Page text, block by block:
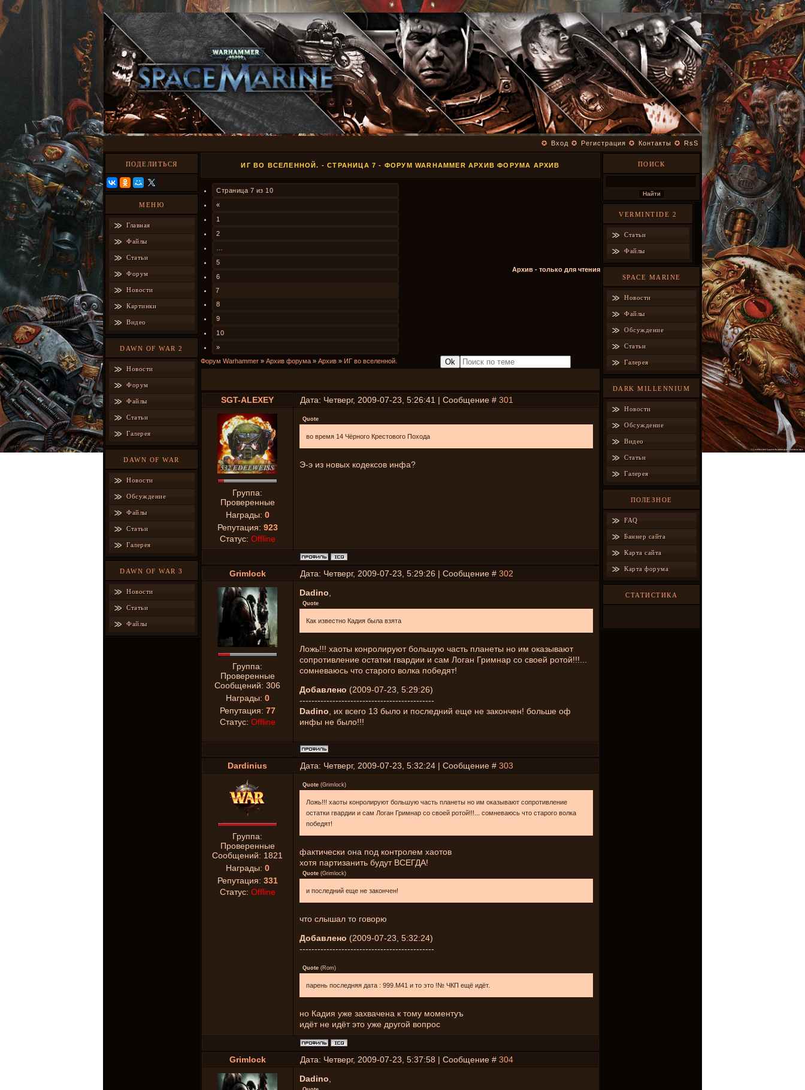
✪ Вход ✪ Регистрация ✪ Контакты ✪ RsS
ПОДЕЛИТЬСЯ
МЕНЮ
Главная
Файлы
Статьи
Форум
Новости
Картинки
Видео
DAWN OF WAR 2
Новости
Форум
Файлы
Статьи
Галерея
DAWN OF WAR
Новости
Обсуждение
Файлы
Статьи
Галерея
DAWN OF WAR 3
Новости
Статьи
Файлы
ИГ ВО ВСЕЛЕННОЙ. - СТРАНИЦА 7 - ФОРУМ WARHAMMER АРХИВ ФОРУМА АРХИВ
Страница 7 из 10
«
1
2
5
6
7
8
9
10
»
Архив - только для чтения
Форум Warhammer » Архив форума » Архив » ИГ во вселенной.
SGT-ALEXEY Дата: Четверг, 2009-07-23, 5:26:41 | Сообщение # 301
Группа:
Проверенные
Награды: 0
Репутация: 923
Статус: Offline
Quote
во время 14 Чёрного Крестового Похода
Э-э из новых кодексов инфа?
Grimlock Дата: Четверг, 2009-07-23, 5:29:26 | Сообщение # 302
Группа:
Проверенные
Сообщений: 306
Награды: 0
Репутация: 77
Статус: Offline
Dadino
Quote
Как известно Кадия была взята
Ложь!!! хаоты конролируют большую часть планеты но им оказывают
сопротивление остатки гвардии и сам Логан Гримнар со своей ротой!!!...
сомневаюсь что старого волка победят!
Добавлено (2009-07-23, 5:29:26)
---------------------------------------------
Dadino , их всего 13 было и последний еще не закончен! больше оф
инфы не было!!!
Dardinius Дата: Четверг, 2009-07-23, 5:32:24 | Сообщение # 303
Группа:
Проверенные
Сообщений: 1821
Награды: 0
Репутация: 331
Статус: Offline
Quote (Grimlock)
Ложь!!! хаоты конролируют большую часть планеты но им оказывают сопротивление
остатки гвардии и сам Логан Гримнар со своей ротой!!!... сомневаюсь что старого волка
победят!
фактически она под контролем хаотов
хотя партизанить будут ВСЕГДА!
Quote (Grimlock)
и последний еще не закончен!
что слышал то говорю
Добавлено (2009-07-23, 5:32:24)
---------------------------------------------
Quote (Rom)
парень последняя дата : 999.М41 и то это !№ ЧКП ещё идёт.
но Кадия уже захвачена к тому моментуъ
идёт не идёт это уже другой вопрос
Grimlock Дата: Четверг, 2009-07-23, 5:37:58 | Сообщение # 304
Dadino
ПОИСК
VERMINTIDE 2
Статьи
Файлы
SPACE MARINE
Новости
Файлы
Обсуждение
Статьи
Галерея
DARK MILLENNIUM
Новости
Обсуждение
Видео
Статьи
Галерея
ПОЛЕЗНОЕ
FAQ
Баннер сайта
Карта сайта
Карта форума
СТАТИСТИКА